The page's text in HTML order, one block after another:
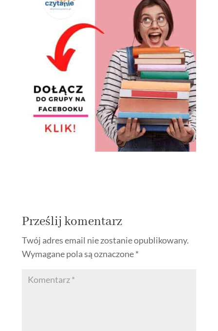
Prześlij komentarz
Twój adres email nie zostanie opublikowany.
Wymagane pola są oznaczone*